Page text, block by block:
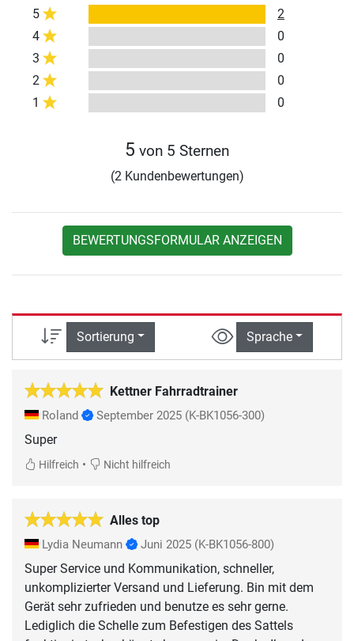
5
2
4
0
3
0
2
0
1
0
5 von 5 Sternen
(2 Kundenbewertungen)
BEWERTUNGSFORMULAR ANZEIGEN
Sortierung Sprache
Kettner Fahrradtrainer
Roland September 2025 (K-BK1056-300)
Super
Hilfreich • Nicht hilfreich
Alles top
Lydia Neumann Juni 2025 (K-BK1056-800)
Super Service und Kommunikation, schneller,
unkomplizierter Versand und Lieferung. Bin mit dem
Gerät sehr zufrieden und benutze es sehr gerne.
Lediglich die Schelle zum Befestigen des Sattels